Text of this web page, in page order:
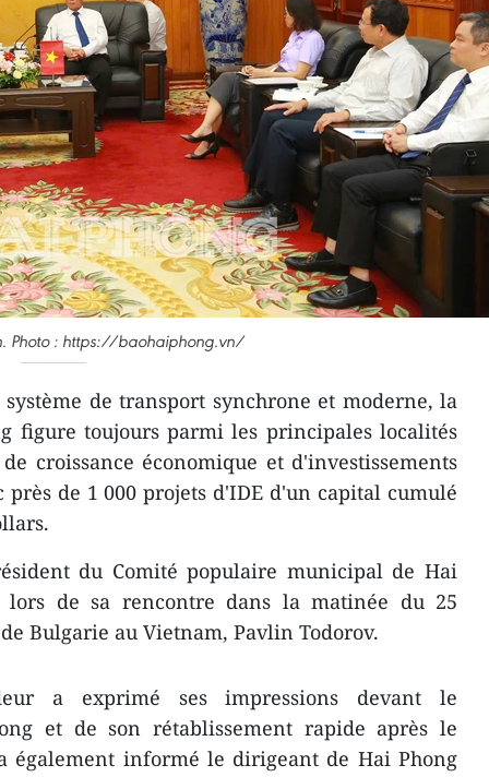
Photo : https://baohaiphong.vn/
de transport synchrone et moderne, la
figure toujours parmi les principales localités
croissance économique et d'investissements
près de 1 000 projets d'IDE d'un capital cumulé
du Comité populaire municipal de Hai
lors de sa rencontre dans la matinée du 25
Bulgarie au Vietnam, Pavlin Todorov.
a exprimé ses impressions devant le
et de son rétablissement rapide après le
également informé le dirigeant de Hai Phong